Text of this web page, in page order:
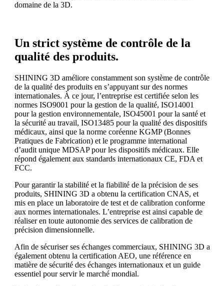
domaine de la 3D.
Un strict système de contrôle de la
qualité des produits.
SHINING 3D améliore constamment son système de contrôle
de la qualité des produits en s’appuyant sur des normes
internationales. À ce jour, l’entreprise est certifiée selon les
normes ISO9001 pour la gestion de la qualité, ISO14001
pour la gestion environnementale, ISO45001 pour la santé et
la sécurité au travail, ISO13485 pour la qualité des dispositifs
médicaux, ainsi que la norme coréenne KGMP (Bonnes
Pratiques de Fabrication) et le programme international
d’audit unique MDSAP pour les dispositifs médicaux. Elle
répond également aux standards internationaux CE, FDA et
FCC.
Pour garantir la stabilité et la fiabilité de la précision de ses
produits, SHINING 3D a obtenu la certification CNAS, et
mis en place un laboratoire de test et de calibration conforme
aux normes internationales. L’entreprise est ainsi capable de
réaliser en toute autonomie des services de calibration de
précision dimensionnelle.
Afin de sécuriser ses échanges commerciaux, SHINING 3D a
également obtenu la certification AEO, une référence en
matière de sécurité des échanges internationaux et un guide
essentiel pour servir le marché mondial.